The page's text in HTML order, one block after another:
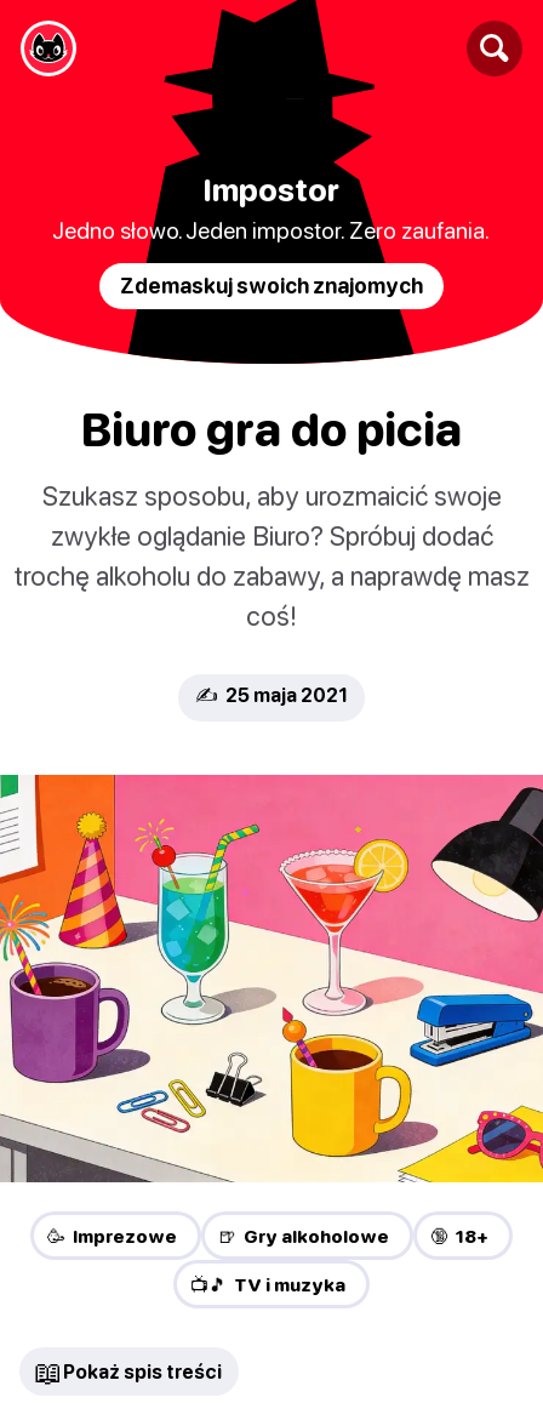
Impostor
Jedno słowo. Jeden impostor. Zero zaufania.
Zdemaskuj swoich znajomych
Biuro gra do picia
Szukasz sposobu, aby urozmaicić swoje
zwykłe oglądanie Biuro? Spróbuj dodać
trochę alkoholu do zabawy, a naprawdę masz
coś!
✍️ 25 maja 2021
🥳 Imprezowe 🍺 Gry alkoholowe 🔞 18+
📺🎵 TV i muzyka
📖 Pokaż spis treści